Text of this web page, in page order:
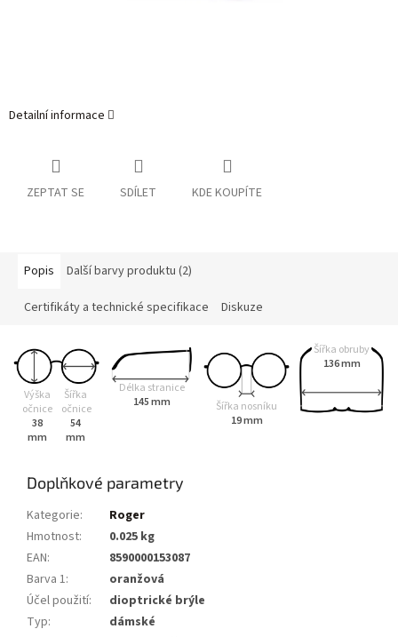
Detailní informace
ZEPTAT SE SDÍLET KDE KOUPÍTE
Popis Další barvy produktu (2)
Certifikáty a technické specifikace Diskuze
Výška
očnice
38
mm
Šířka
očnice
54
mm
Délka stranice
145 mm
Šířka nosníku
19 mm
Šířka obruby
136 mm
Doplňkové parametry
Kategorie:
Roger
Hmotnost:
0.025 kg
EAN:
8590000153087
Barva 1:
oranžová
Účel použití:
dioptrické brýle
Typ:
dámské